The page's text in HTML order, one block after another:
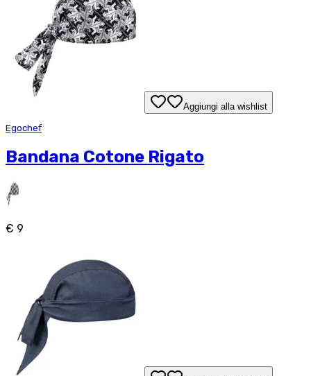
Aggiungi alla wishlist
Egochef
Bandana Cotone Rigato
€ 9